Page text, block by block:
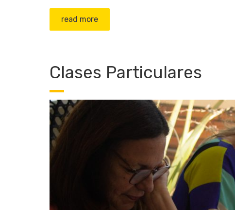
read more
Clases Particulares